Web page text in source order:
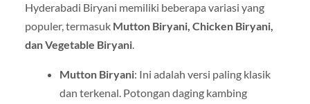
Hyderabadi Biryani memiliki beberapa variasi yang
populer, termasuk Mutton Biryani, Chicken Biryani,
dan Vegetable Biryani.
Mutton Biryani: Ini adalah versi paling klasik
dan terkenal. Potongan daging kambing